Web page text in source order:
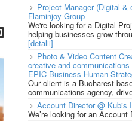
Project Manager (Digital &
Flaminjoy Group
We're looking for a Digital
helping businesses grow
[detalii]
Photo & Video Content
creative and
EPIC Business Human
Our client is a Bucharest
communications agency,
Account Director @ Kubis
We’re looking for an Account